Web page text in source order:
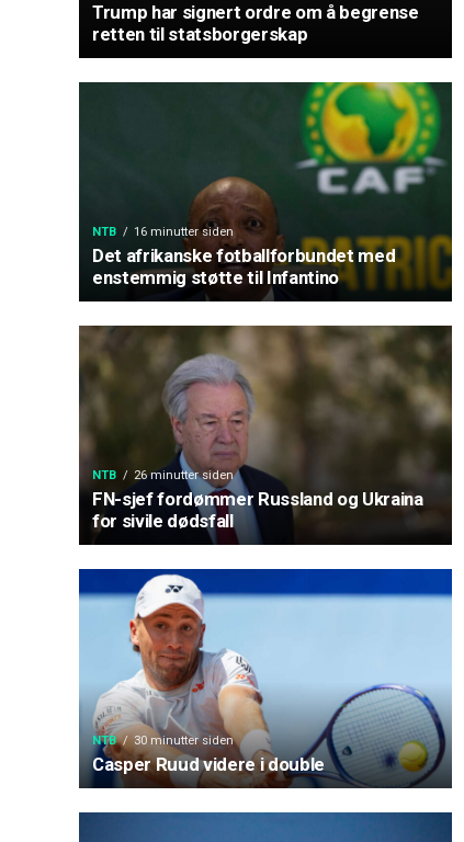
Trump har signert ordre om å begrense
retten til statsborgerskap
NTB 16 minutter siden
Det afrikanske fotballforbundet med
enstemmig støtte til Infantino
NTB 26 minutter siden
FN-sjef fordømmer Russland og Ukraina
for sivile dødsfall
NTB 30 minutter siden
Casper Ruud videre i double